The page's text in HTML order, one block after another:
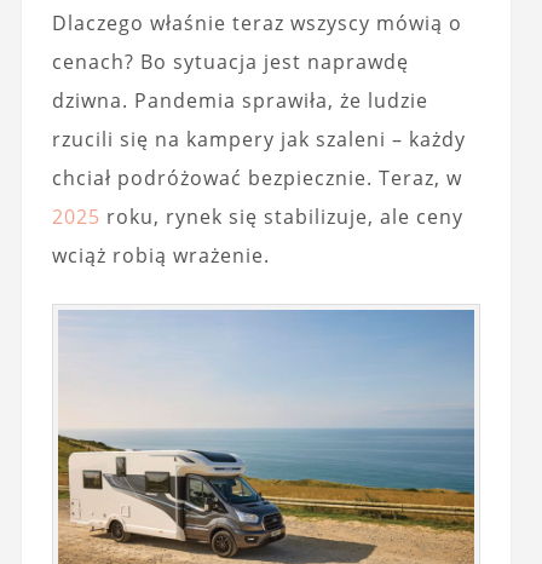
Dlaczego właśnie teraz wszyscy mówią o
cenach? Bo sytuacja jest naprawdę
dziwna. Pandemia sprawiła, że ludzie
rzucili się na kampery jak szaleni – każdy
chciał podróżować bezpiecznie. Teraz, w
2025 roku, rynek się stabilizuje, ale ceny
wciąż robią wrażenie.